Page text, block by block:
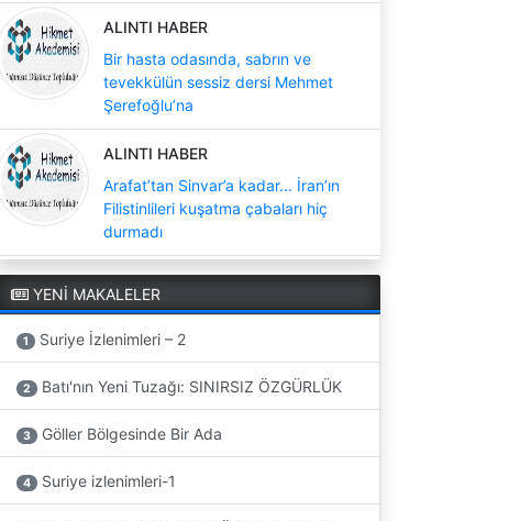
ALINTI HABER
Bir hasta odasında, sabrın ve
tevekkülün sessiz dersi Mehmet
Şerefoğlu’na
ALINTI HABER
Arafat’tan Sinvar’a kadar... İran’ın
Filistinlileri kuşatma çabaları hiç
durmadı
YENİ MAKALELER
1 Suriye İzlenimleri – 2
2 Batı'nın Yeni Tuzağı: SINIRSIZ ÖZGÜRLÜK
3 Göller Bölgesinde Bir Ada
4 Suriye izlenimleri-1